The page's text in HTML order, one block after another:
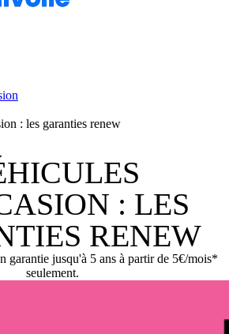
: les garanties renew
: LES
RENEW
garantie jusqu'à 5 ans à partir de 5€/mois*
seulement.